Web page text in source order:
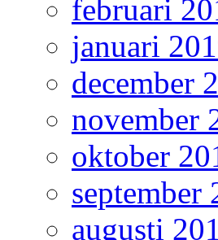
februari
januari
december
november
oktober
september
augusti